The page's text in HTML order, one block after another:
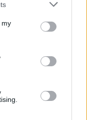
my
respect sans crier
!)
sexologue pour